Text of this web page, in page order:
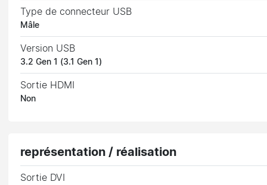
Type de connecteur USB
Mâle
Version USB
3.2 Gen 1 (3.1 Gen 1)
Sortie HDMI
Non
représentation / réalisation
Sortie DVI